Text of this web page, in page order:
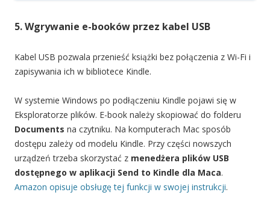
5. Wgrywanie e-booków przez kabel USB
Kabel USB pozwala przenieść książki bez połączenia z Wi-Fi i
zapisywania ich w bibliotece Kindle.
W systemie Windows po podłączeniu Kindle pojawi się w
Eksploratorze plików. E-book należy skopiować do folderu
Documents na czytniku. Na komputerach Mac sposób
dostępu zależy od modelu Kindle. Przy części nowszych
urządzeń trzeba skorzystać z menedżera plików USB
dostępnego w aplikacji Send to Kindle dla Maca.
Amazon opisuje obsługę tej funkcji w swojej instrukcji.